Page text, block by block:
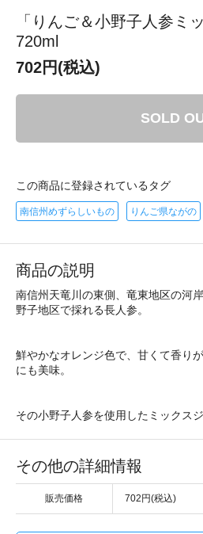
「りんご＆小野子人参ミ
720ml
702円(税込)
SOLD
この商品に登録されているタグ
南信州めずらしいもの りんご県ながの
商品の説明
南信州天竜川の東側、竜東地区の河
野子地区で採れる長人参。
鮮やかなオレンジ色で、甘くて香り
にも美味。
その小野子人参を使用したミックスジ
その他の詳細情報
販売価格 702円(税込)